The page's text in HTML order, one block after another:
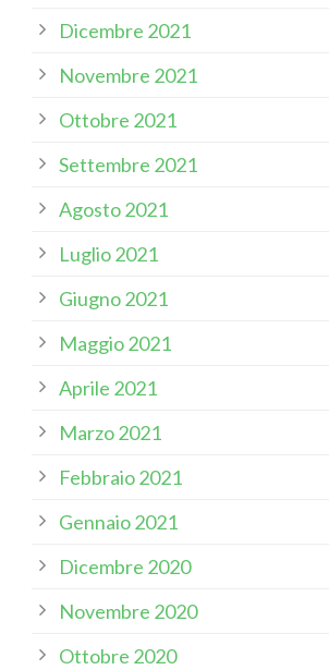
Dicembre 2021
Novembre 2021
Ottobre 2021
Settembre 2021
Agosto 2021
Luglio 2021
Giugno 2021
Maggio 2021
Aprile 2021
Marzo 2021
Febbraio 2021
Gennaio 2021
Dicembre 2020
Novembre 2020
Ottobre 2020